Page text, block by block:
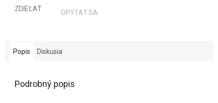
ZDIEĽAŤ
OPÝTAŤ SA
Popis Diskusia
Podrobný popis